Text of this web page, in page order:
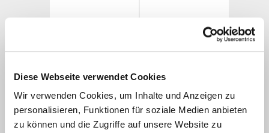
Diese Webseite verwendet Cookies
Wir verwenden Cookies, um Inhalte und Anzeigen zu
personalisieren, Funktionen für soziale Medien anbieten
zu können und die Zugriffe auf unsere Website zu